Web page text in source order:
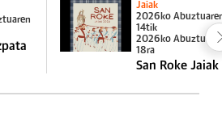
Jaiak
2026ko
14tik
2026ko
18ra
San Roke Jaiak